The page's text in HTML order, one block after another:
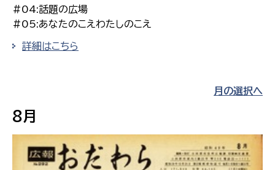
#04:話題の広場
#05:あなたのこえわたしのこえ
詳細はこちら
月の選択へ
8月